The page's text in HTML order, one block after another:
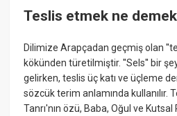
Teslis etmek ne
Dilimize Arapçadan geçmiş olan
kökünden türetilmiştir. ''Sels'' bir
gelirken, teslis üç katı ve üçleme
sözcük terim anlamında kullanılır.
Tanrı'nın özü, Baba, Oğul ve